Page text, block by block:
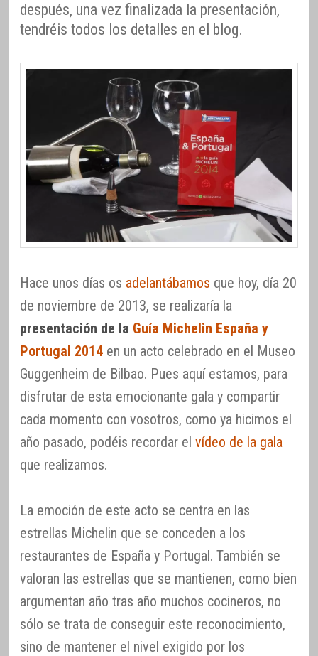
después, una vez finalizada la presentación,
tendréis todos los detalles en el blog.
Hace unos días os adelantábamos que hoy, día 20
de noviembre de 2013, se realizaría la
presentación de la Guía Michelin España y
Portugal 2014 en un acto celebrado en el Museo
Guggenheim de Bilbao. Pues aquí estamos, para
disfrutar de esta emocionante gala y compartir
cada momento con vosotros, como ya hicimos el
año pasado, podéis recordar el vídeo de la gala
que realizamos.
La emoción de este acto se centra en las
estrellas Michelin que se conceden a los
restaurantes de España y Portugal. También se
valoran las estrellas que se mantienen, como bien
argumentan año tras año muchos cocineros, no
sólo se trata de conseguir este reconocimiento,
sino de mantener el nivel exigido por los